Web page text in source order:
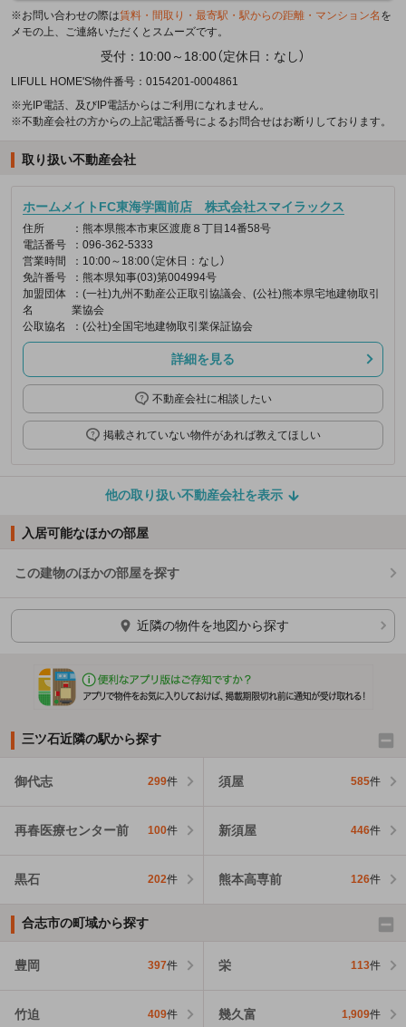
※お問い合わせの際は賃料・間取り・最寄駅・駅からの距離・マンション名 を
メモの上、ご連絡いただくとスムーズです。
受付：10:00～18:00（定休日：なし）
LIFULL HOME'S物件番号：0154201-0004861
※光IP電話、及びIP電話からはご利用になれません。
※不動産会社の方からの上記電話番号によるお問合せはお断りしております。
取り扱い不動産会社
ホームメイトFC東海学園前店 株式会社スマイラックス
住所
：熊本県熊本市東区渡鹿８丁目14番58号
電話番号
：096-362-5333
営業時間
：10:00～18:00（定休日：なし）
免許番号
：熊本県知事(03)第004994号
加盟団体
名
：(一社)九州不動産公正取引協議会、(公社)熊本県宅地建物取引
業協会
公取協名
：(公社)全国宅地建物取引業保証協会
詳細を見る
不動産会社に相談したい
掲載されていない物件があれば教えてほしい
他の取り扱い不動産会社を表示
入居可能なほかの部屋
この建物のほかの部屋を探す
ほかの部屋を検索中…
近隣の物件を地図から探す
三ツ石近隣の駅から探す
御代志 299件 須屋 585件
再春医療センター前 100件 新須屋 446件
黒石 202件 熊本高専前 126件
合志市の町域から探す
豊岡 397件 栄 113件
竹迫 409件 幾久富 1,909件